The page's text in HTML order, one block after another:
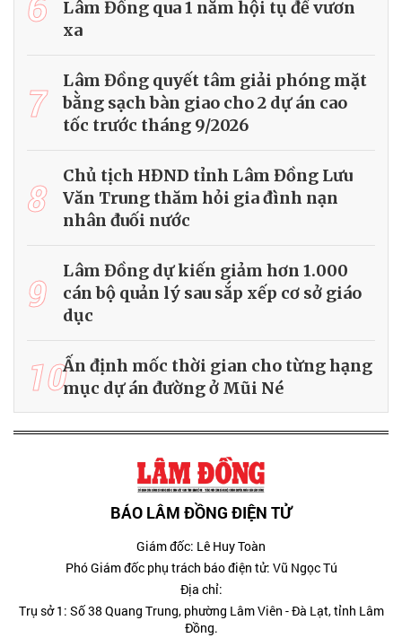
Lâm Đồng qua 1 năm hội tụ để vươn
xa
7
Lâm Đồng quyết tâm giải phóng mặt
bằng sạch bàn giao cho 2 dự án cao
tốc trước tháng 9/2026
8
Chủ tịch HĐND tỉnh Lâm Đồng Lưu
Văn Trung thăm hỏi gia đình nạn
nhân đuối nước
9
Lâm Đồng dự kiến giảm hơn 1.000
cán bộ quản lý sau sắp xếp cơ sở giáo
dục
10Ấn định mốc thời gian cho từng hạng
mục dự án đường ở Mũi Né
BÁO LÂM ĐỒNG ĐIỆN TỬ
Giám đốc: Lê Huy Toàn
Phó Giám đốc phụ trách báo điện tử: Vũ Ngọc Tú
Địa chỉ:
Trụ sở 1: Số 38 Quang Trung, phường Lâm Viên - Đà Lạt, tỉnh Lâm
Đồng.